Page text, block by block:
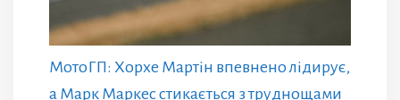
МотоГП: Хорхе Мартін впевнено лідирує,
а Марк Маркес стикається з труднощами